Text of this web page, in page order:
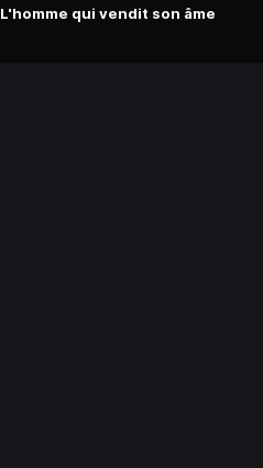
L'homme qui vendit son âme